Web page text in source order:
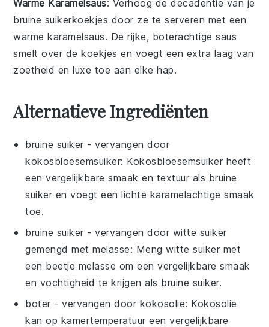
Warme Karamelsaus: Verhoog de decadentie van je
bruine suikerkoekjes door ze te serveren met een
warmekaramelsaus. De rijke, boterachtige saus
smelt over de koekjes en voegt een extra laag van
zoetheid en luxe toe aan elke hap.
Alternatieve Ingrediënten
bruine suiker - vervangen door
kokosbloesemsuiker: Kokosbloesemsuiker heeft
een vergelijkbare smaak en textuur als bruine
suiker en voegt een lichte karamelachtige smaak
toe.
bruine suiker - vervangen door witte suiker
gemengd met melasse: Meng witte suiker met
een beetje melasse om een vergelijkbare smaak
en vochtigheid te krijgen als bruine suiker.
boter - vervangen door kokosolie: Kokosolie
kan op kamertemperatuur een vergelijkbare